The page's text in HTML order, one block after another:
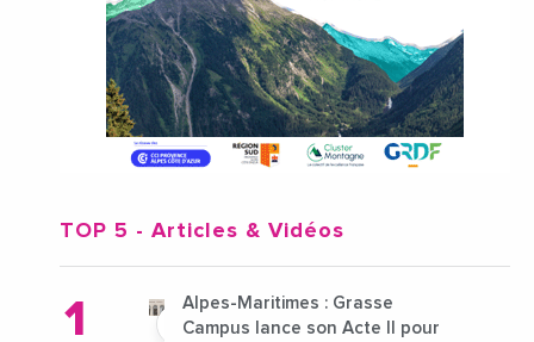
TOP 5 - Articles & Vidéos
Alpes-Maritimes : Grasse
Campus lance son Acte II pour